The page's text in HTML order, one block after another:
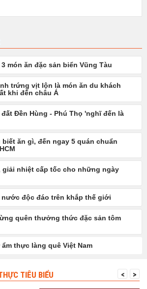
món ăn đặc sản biển Vũng Tàu
trứng vịt lộn là món ăn du khách
khi đến châu Á
Đền Hùng - Phú Thọ 'nghĩ đến là
ăn gì, đến ngay 5 quán chuẩn
giải nhiệt cấp tốc cho những ngày
độc đáo trên khắp thế giới
quên thưởng thức đặc sản tôm
thực làng quê Việt Nam
TIÊU BIỂU < >